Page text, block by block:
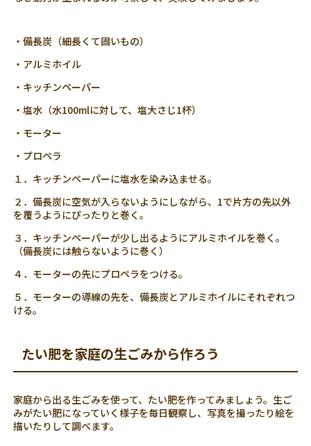
・備長炭（細長くて固いもの）
・アルミホイル
・キッチンペーパー
・塩水（水100mlに対して、塩大さじ1杯）
・モーター
・プロペラ
１．キッチンペーパーに塩水を染み込ませる。
２．備長炭に空気が入らないようにしながら、1で片方の先以外
を覆うようにぴったりと巻く。
３．キッチンペーパーが少し出るようにアルミホイルを巻く。
（備長炭には触らないように巻く）
４．モーターの先にプロペラをつける。
５．モーターの導線の先を、備長炭とアルミホイルにそれぞれつ
ける。
たい肥を家庭の生ごみから作ろう
家庭から出る生ごみを使って、たい肥を作ってみましょう。生ご
みがたい肥になっていく様子を毎日観察し、写真を撮ったり絵を
描いたりして調べます。